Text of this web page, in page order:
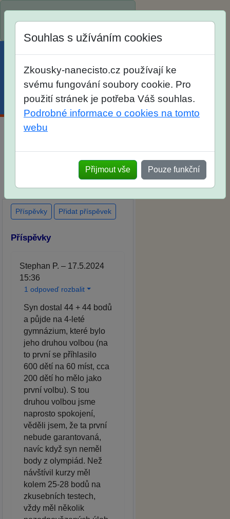
Menu Účet Košík
po skutečných přijímacích
zkouškách
Souhlas s užíváním cookies
Zkousky-nanecisto.cz používají ke
svému fungování soubory cookie. Pro
použití stránek je potřeba Váš souhlas.
Podrobné informace o cookies na tomto
webu
Přijmout vše Pouze funkční
Příspěvky Přidat příspěvek
Příspěvky
Stephan P. – 17.5.2024
15:36
1 odpoveď rozbalit
Syn dostal 44 + 44 bodů
a půjde na 4-leté
gymnázium, které bylo
jeho druhou volbou (na
to první se příhlasilo
600 dětí na 60 míst, cca
200 dětí ho mělo jako
první volbu). S tou
druhou volbou jsme
naprosto spokojení,
věděli jsem, že ta první
nebude garantovaná,
navíc když syn neměl
body z olympiád. Než
návštívil kurzy měl
kolem 25-28 bodů na
zkusebních testech,
vždy měl několik